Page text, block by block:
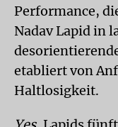
Performance,
Nadav Lapid in
etabliert von
Haltlosigkeit.